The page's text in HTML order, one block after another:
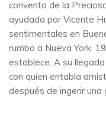
convento de la
ayudada por Vicente
sentimentales en
rumbo a Nueva York.
establece. A su
con quien entabla
después de ingerir una